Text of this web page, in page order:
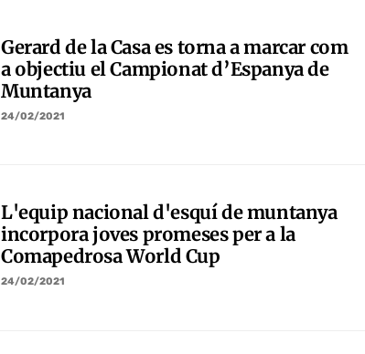
Gerard de la Casa es torna a marcar com
a objectiu el Campionat d’Espanya de
Muntanya
24/02/2021
L'equip nacional d'esquí de muntanya
incorpora joves promeses per a la
Comapedrosa World Cup
24/02/2021